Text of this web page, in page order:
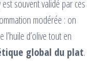
souvent validé par ces
modérée : on
d’olive tout en
global du plat.